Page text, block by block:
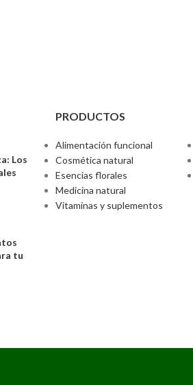
Los
tu
PRODUCTOS
Alimentación funcional
Cosmética natural
Esencias florales
Medicina natural
Vitaminas y suplementos